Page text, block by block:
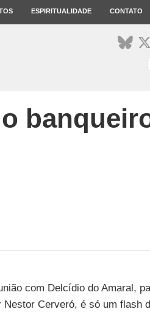
ESPIRITUALIDADE CONTATO
com Delcídio do Amaral,
Cerveró, é só um flash